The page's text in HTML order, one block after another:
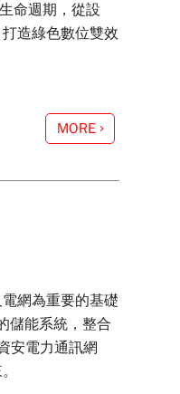
命週期，從設
造綠色數位雙效
MORE
網為重要的基礎
儲能系統，整合
安電力通訊網